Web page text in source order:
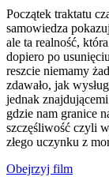
Początek traktatu
samowiedza
ale ta realność,
dopiero po
reszcie niemamy
zdawało, jak
jednak
gdzie nam granice
szczęśliwość czyli
złego uczynku z
Obejrzyj film